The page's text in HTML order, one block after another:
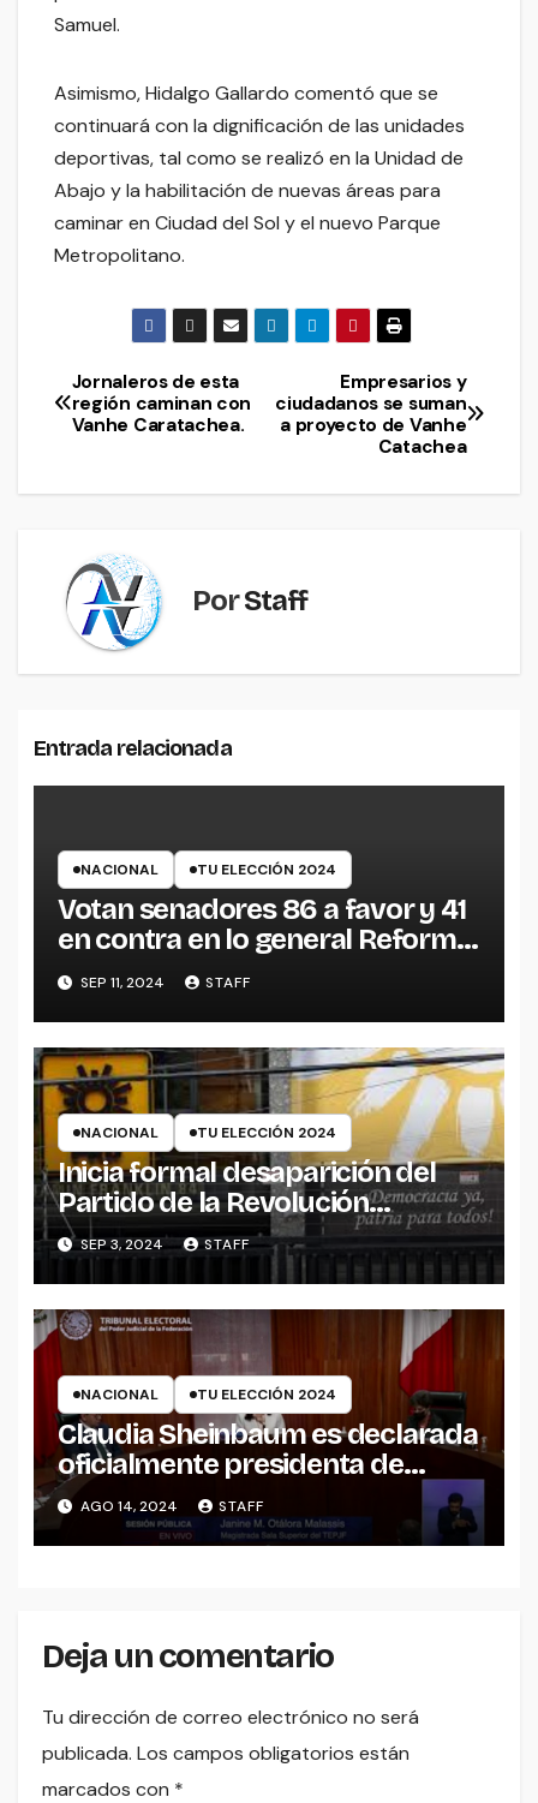
Samuel.
Asimismo, Hidalgo Gallardo comentó que se
continuará con la dignificación de las unidades
deportivas, tal como se realizó en la Unidad de
Abajo y la habilitación de nuevas áreas para
caminar en Ciudad del Sol y el nuevo Parque
Metropolitano.
Navegación
de
entradas
Empresarios y
ciudadanos se suman
a proyecto de Vanhe
Catachea
Jornaleros de esta
región caminan con
Vanhe Caratachea.
PorStaff
Entrada relacionada
NACIONAL TU ELECCIÓN 2024
Votan senadores 86 a favor y 41
en contra en lo general Reforma
judicial
SEP 11, 2024 STAFF
NACIONAL TU ELECCIÓN 2024
Inicia formal desaparición del
Partido de la Revolución
Democrática (PRD)
SEP 3, 2024 STAFF
NACIONAL TU ELECCIÓN 2024
Claudia Sheinbaum es declarada
oficialmente presidenta de
México.
AGO 14, 2024 STAFF
Deja un comentario
Tu dirección de correo electrónico no será
publicada. Los campos obligatorios están
marcados con *